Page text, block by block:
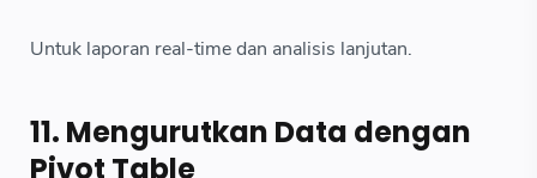
Untuk laporan real-time dan analisis lanjutan.
11. Mengurutkan Data dengan
Pivot Table